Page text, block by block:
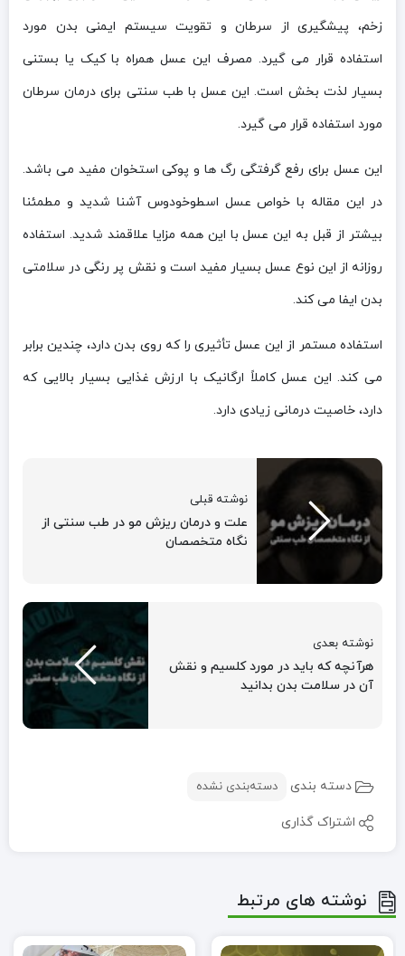
زخم، پیشگیری از سرطان و تقویت سیستم ایمنی بدن مورد
استفاده قرار می گیرد. مصرف این عسل همراه با کیک یا بستنی
بسیار لذت بخش است. این عسل با طب سنتی برای درمان سرطان
مورد استفاده قرار می گیرد.
این عسل برای رفع گرفتگی رگ ها و پوکی استخوان مفید می باشد.
در این مقاله با خواص عسل اسطوخودوس آشنا شدید و مطمئنا
بیشتر از قبل به این عسل با این همه مزایا علاقمند شدید. استفاده
روزانه از این نوع عسل بسیار مفید است و نقش پر رنگی در سلامتی
بدن ایفا می کند.
استفاده مستمر از این عسل تأثیری را که روی بدن دارد، چندین برابر
می کند. این عسل کاملاً ارگانیک با ارزش غذایی بسیار بالایی که
دارد، خاصیت درمانی زیادی دارد.
نوشته قبلی
علت و درمان ریزش مو در طب سنتی از
نگاه متخصصان
نوشته بعدی
هرآنچه که باید در مورد کلسیم و نقش
آن در سلامت بدن بدانید
دسته بندی دسته‌بندی نشده
اشتراک گذاری
نوشته های مرتبط